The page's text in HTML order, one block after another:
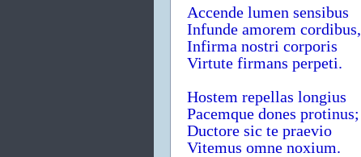
Accende lumen sensibus
Infunde amorem cordibus,
Infirma nostri corporis
Virtute firmans perpeti.
Hostem repellas longius
Pacemque dones protinus;
Ductore sic te praevio
Vitemus omne noxium.